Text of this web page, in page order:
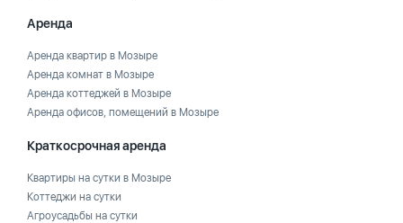
Аренда
Аренда квартир в Мозыре
Аренда комнат в Мозыре
Аренда коттеджей в Мозыре
Аренда офисов, помещений в Мозыре
Краткосрочная аренда
Квартиры на сутки в Мозыре
Коттеджи на сутки
Агроусадьбы на сутки